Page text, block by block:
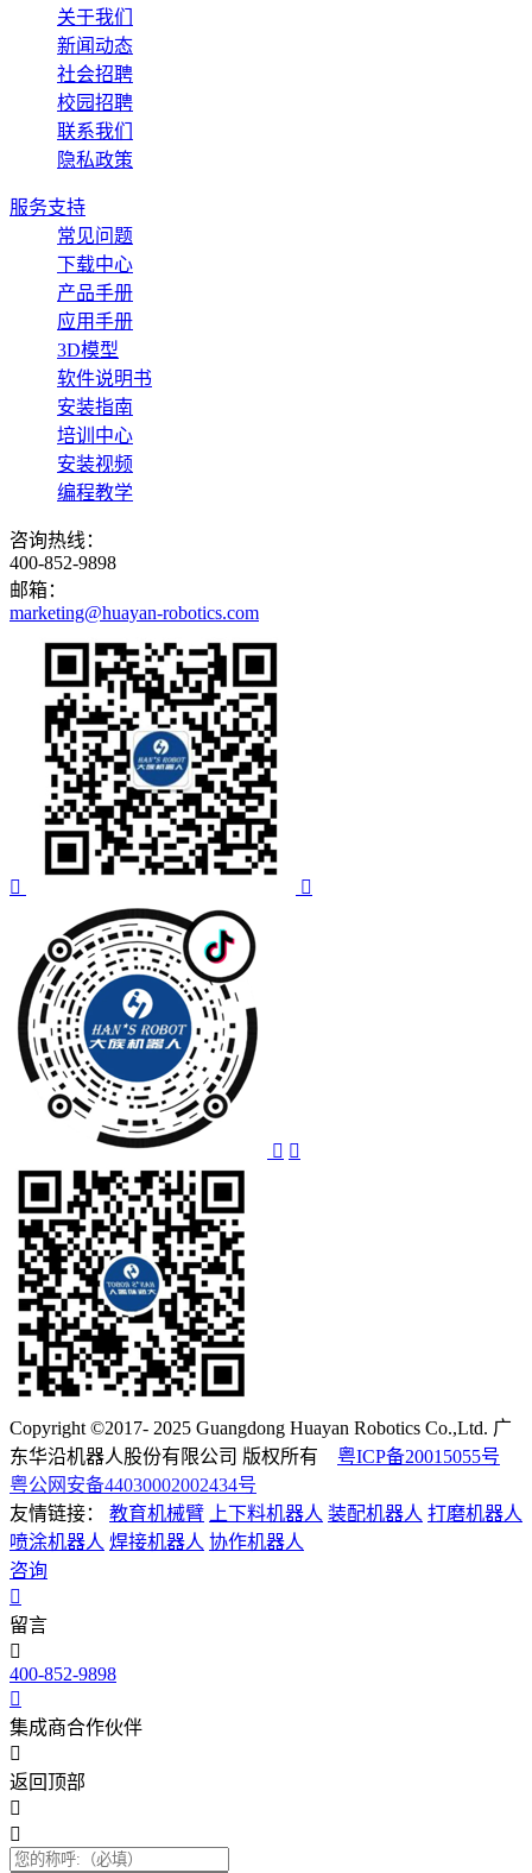
关于我们
新闻动态
社会招聘
校园招聘
联系我们
隐私政策
服务支持
常见问题
下载中心
产品手册
应用手册
3D模型
软件说明书
安装指南
培训中心
安装视频
编程教学
咨询热线：
400-852-9898
邮箱：
marketing@huayan-robotics.com
Copyright ©2017- 2025 Guangdong Huayan Robotics Co.,Ltd. 广
东华沿机器人股份有限公司 版权所有 粤ICP备20015055号
粤公网安备44030002002434号
友情链接：
教育机械臂 上下料机器人 装配机器人 打磨机器人
喷涂机器人 焊接机器人 协作机器人
咨询
留言
400-852-9898
集成商合作伙伴
返回顶部